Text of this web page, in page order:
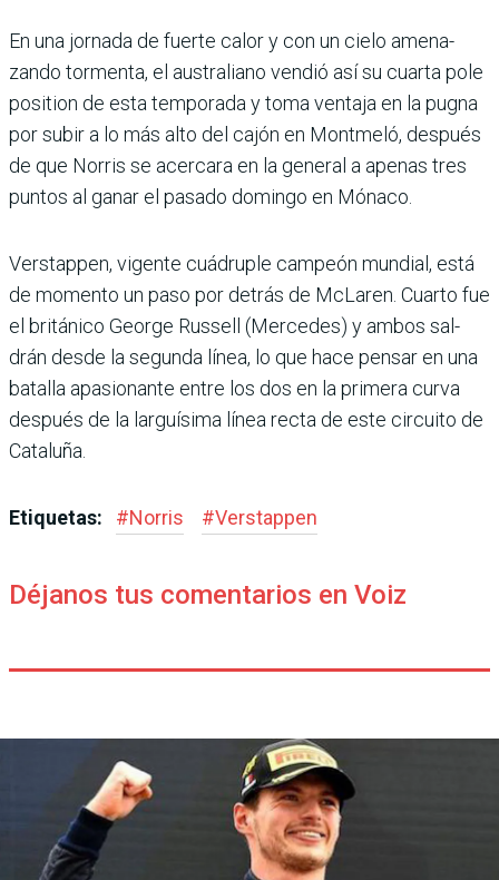
En una jornada de fuerte calor y con un cielo amena­
zando tormenta, el austra­liano vendió así su cuarta pole
position de esta tem­porada y toma ventaja en la pugna
por subir a lo más alto del cajón en Montmeló, des­pués
de que Norris se acer­cara en la general a apenas tres
puntos al ganar el pasado domingo en Mónaco.
Verstappen, vigente cuádru­ple campeón mundial, está
de momento un paso por detrás de McLaren. Cuarto fue
el británico George Rus­sell (Mercedes) y ambos sal­
drán desde la segunda línea, lo que hace pensar en una
batalla apasionante entre los dos en la primera curva
después de la larguísima línea recta de este circuito de
Cataluña.
Etiquetas: #Norris #Verstappen
Déjanos tus comentarios en Voiz